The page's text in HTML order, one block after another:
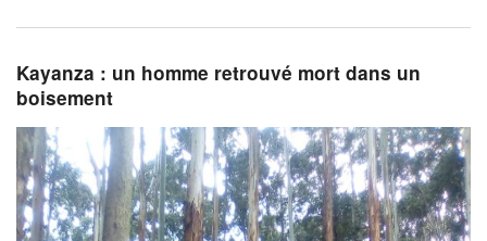
Kayanza : un homme retrouvé mort dans un
boisement